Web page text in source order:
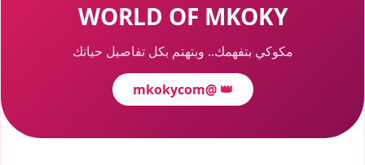
WORLD OF MKOKY
مكوكي بتفهمك.. وبتهتم بكل تفاصيل حياتك
👑
@mkokycom